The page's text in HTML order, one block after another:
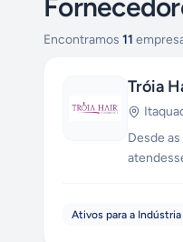
Encontramos 11
Tróia
Desde
Ativos para a